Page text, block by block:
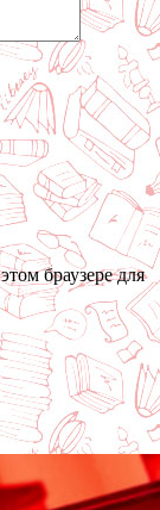
браузере для